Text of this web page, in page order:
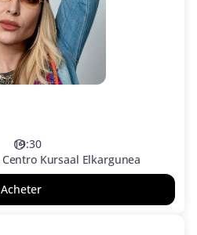
19:30
Centro Kursaal Elkargunea
Acheter